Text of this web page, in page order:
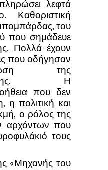
λεφτά
Καθοριστική
του
που σημάδευε
Πολλά έχουν
που οδήγησαν
της
Η
που δεν
πολιτική και
ο ρόλος της
αρχόντων που
τους
«Μηχανής του